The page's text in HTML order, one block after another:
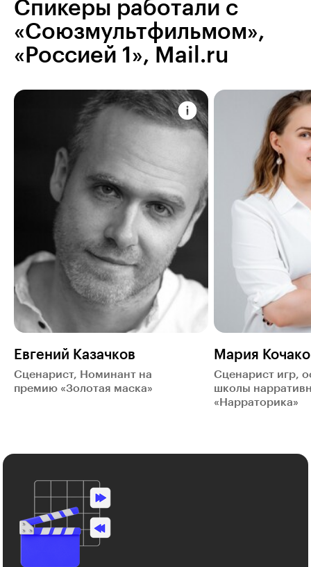
Спикеры работали с
«Союзмультфильмом»,
«Россией 1», Mail.ru
Евгений Казачков
Сценарист, Номинант на
премию «Золотая маска»
Мария
Сценарист игр,
школы
«Нарраторика»